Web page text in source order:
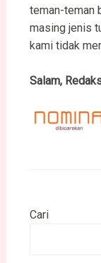
teman-teman
masing jenis
kami tidak
Salam,
Cari